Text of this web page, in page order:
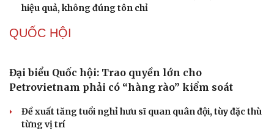
NHẬN DIỆN SỰ THẬT
Thực tiễn vận hành chính quyền ba cấp bác bỏ mọi luận
điệu xuyên tạc
Thủ đoạn xuyên tạc mới trên không gian mạng thời AI